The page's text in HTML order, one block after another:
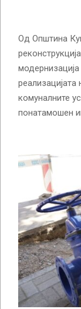
Од Општина
комуналните
понатамошен